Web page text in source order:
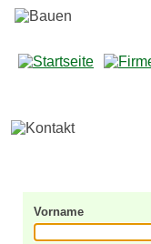
Vorname